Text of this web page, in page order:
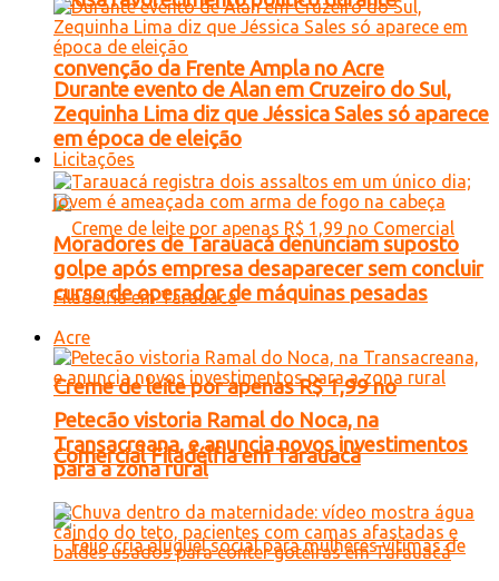
convenção da Frente Ampla no Acre
Licitações
Creme de leite por apenas R$ 1,99 no
Comercial Filadélfia em Tarauacá
Durante evento de Alan em Cruzeiro do Sul,
Zequinha Lima diz que Jéssica Sales só aparece
em época de eleição
Moradores de Tarauacá denunciam suposto
golpe após empresa desaparecer sem concluir
curso de operador de máquinas pesadas
Acre
Petecão vistoria Ramal do Noca, na
Transacreana, e anuncia novos investimentos
para a zona rural